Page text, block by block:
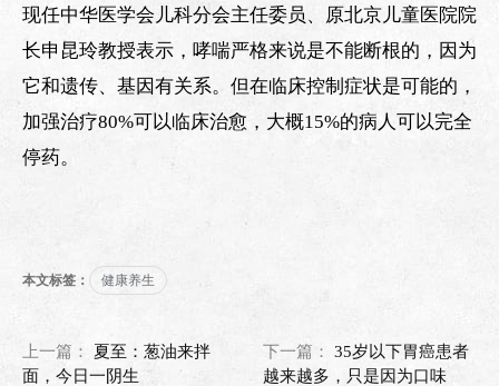
现任中华医学会儿科分会主任委员、原北京儿童医院院
长申昆玲教授表示，哮喘严格来说是不能断根的，因为
它和遗传、基因有关系。但在临床控制症状是可能的，
加强治疗80%可以临床治愈，大概15%的病人可以完全
停药。
本文标签： 健康养生
上一篇：
夏至：葱油来拌
面，今日一阴生
下一篇：
35岁以下胃癌患者
越来越多，只是因为口味